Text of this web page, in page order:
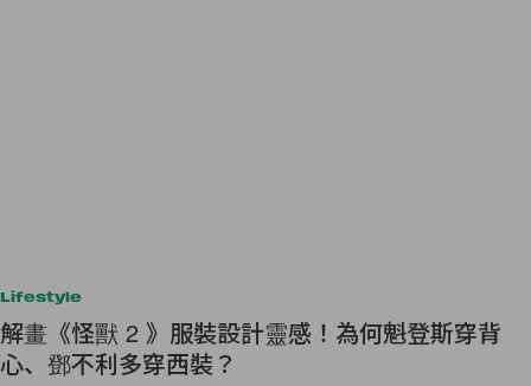
Lifestyle
解畫《怪獸 2 》服裝設計靈感！為何魁登斯穿背
心、鄧不利多穿西裝？